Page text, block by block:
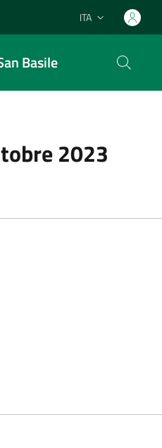
Lingua attiva:
ITA
Basile
2023